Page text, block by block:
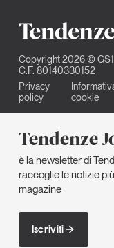
Tendenze
è la newsletter di
raccoglie le notizie
magazine
Iscriviti
Copyright 2026 ©
C.F. 80140330152
Privacy
policy
cookie